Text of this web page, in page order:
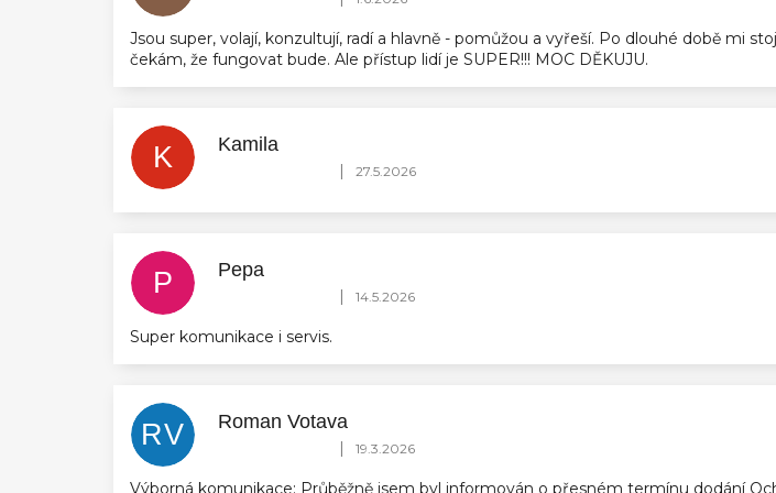
Jsou super, volají, konzultují, radí a hlavně - pomůžou a vyřeší. Po dlouhé době mi
čekám, že fungovat bude. Ale přístup lidí je SUPER!!! MOC DĚKUJU.
K Kamila
Hodnocení obchodu je 5 z 5 hvězdiček.
| 27.5.2026
P Pepa
Hodnocení obchodu je 5 z 5 hvězdiček.
| 14.5.2026
Super komunikace i servis.
RV Roman Votava
Hodnocení obchodu je 5 z 5 hvězdiček.
| 19.3.2026
Výborná komunikace: Průběžně jsem byl informován o přesném termínu dodání